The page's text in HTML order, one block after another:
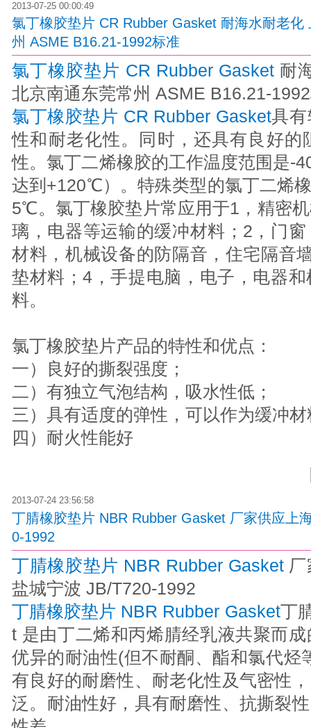
2013-07-25 00:00:49
氯丁橡胶垫片 CR Rubber Gasket 耐海水耐老
州 ASME B16.21-1992标准
氯丁橡胶垫片 CR Rubber Gasket 耐
北京南通东莞常州 ASME B16.21-
氯丁橡胶垫片 CR Rubber Gasket具有
性和耐老化性。同时，还具有良好的
性。氯丁二烯橡胶的工作温度范围是
达到+120℃）。特殊类型的氯丁二烯
5℃。氯丁橡胶垫片常应用于1，精密
璃，电器等运输的缓冲材料；2，门
材料，机械设备的防隔音，住宅隔音
垫材料；4，手提电脑，电子，电器
料。
氯丁橡胶垫片产品的特性和优点：
一）良好的撕裂强度；
二）有独立气泡结构，吸水性低；
三）具有适度的弹性，可以作为缓冲
四）耐火性能好
2013-07-24 23:56:58
丁腈橡胶垫片 NBR Rubber Gasket 厂家供应上
0-1992
丁腈橡胶垫片 NBR Rubber Gasket厂
盐城宁波 JB/T720-1992
丁腈橡胶垫片 NBR Rubber Gasket丁
t 是由丁二烯和丙烯腈经乳液共聚而
优异的耐油性(但不耐酮、酯和氯代烃
有良好的耐磨性、耐老化性及气密性
泛。耐油性好，具有耐磨性、抗撕裂